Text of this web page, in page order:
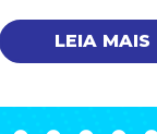
LEIA MAIS